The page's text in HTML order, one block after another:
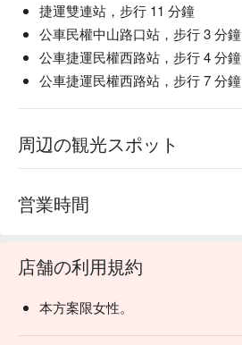
捷運雙連站，步行 11 分鐘
公車民權中山路口站，步行 3 分鐘
公車捷運民權西路站，步行 4 分鐘
公車捷運民權西路站，步行 7 分鐘
周辺の観光スポット
営業時間
店舗の利用規約
本方案限女性。